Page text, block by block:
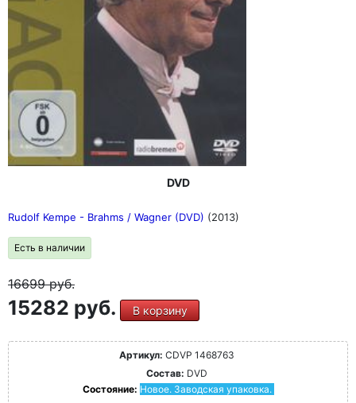
DVD
Rudolf Kempe - Brahms / Wagner (DVD) (2013)
Есть в наличии
16699руб.
15282 руб. В корзину
Артикул: CDVP 1468763
Состав: DVD
Состояние: Новое. Заводская упаковка.